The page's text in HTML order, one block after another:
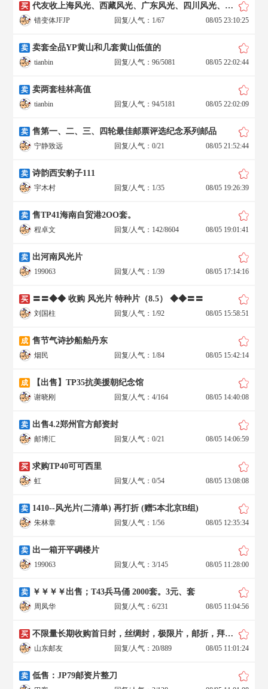
买 代友收上海风光、西藏风光、广东风光、四川风光、湖北风光、甘肃风光、内蒙风光、宁夏风光、海南、天津原箱或原袋
错变体JFJP 回复/人气：1/67 08/05 23:10:25
卖 卖套全品YP黄山和几套黄山低值的
tianbin 回复/人气：96/5081 08/05 22:02:44
卖 卖两套桂林高值
tianbin 回复/人气：94/5181 08/05 22:02:09
卖 售第一、二、三、四轮最佳邮票评选纪念系列邮品
宁静致远 回复/人气：0/21 08/05 21:52:44
卖 诗韵西安豹子111
宇木村 回复/人气：1/35 08/05 19:26:39
卖 售TP41海南自贸港2OO套。
程卓文 回复/人气：142/8604 08/05 19:01:41
卖 出河南风光片
199063 回复/人气：1/39 08/05 17:14:16
买 〓〓◆◆ 收购 风光片 特种片（8.5） ◆◆〓〓
刘国柱 回复/人气：1/92 08/05 15:58:51
成 售节气诗抄船舶丹东
烟民 回复/人气：1/84 08/05 15:42:14
成 【出售】TP35抗美援朝纪念馆
谢晓刚 回复/人气：4/164 08/05 14:40:08
卖 出售4.2郑州官方邮资封
邮博汇 回复/人气：0/21 08/05 14:06:59
买 求购TP40可可西里
虹 回复/人气：0/54 08/05 13:08:08
卖 1410--风光片(二清单) 再打折 (赠5本北京B组)
朱林章 回复/人气：1/56 08/05 12:35:34
卖 出一箱开平碉楼片
199063 回复/人气：3/145 08/05 11:28:00
卖 ￥￥￥￥出售；T43兵马俑 2000套。3元、套
周凤华 回复/人气：6/231 08/05 11:04:56
买 不限量长期收购首日封，丝绸封，极限片，邮折，拜年封各种纪念封盖销票纪念张
山东邮友 回复/人气：20/889 08/05 11:01:24
卖 低售：JP79邮资片整刀